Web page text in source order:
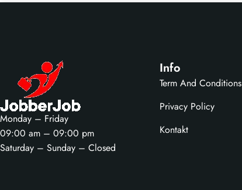
Monday – Friday
09:00 am – 09:00 pm
Saturday – Sunday – Closed
Info
Term And Conditions
Privacy Policy
Kontakt